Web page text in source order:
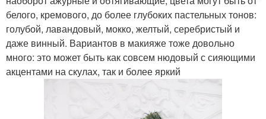
белого, кремового, до более глубоких пастельных тонов:
голубой, лавандовый, мокко, желтый, серебристый и
даже винный. Вариантов в макияже тоже довольно
много: это может быть как совсем нюдовый с сияющими
акцентами на скулах, так и более яркий